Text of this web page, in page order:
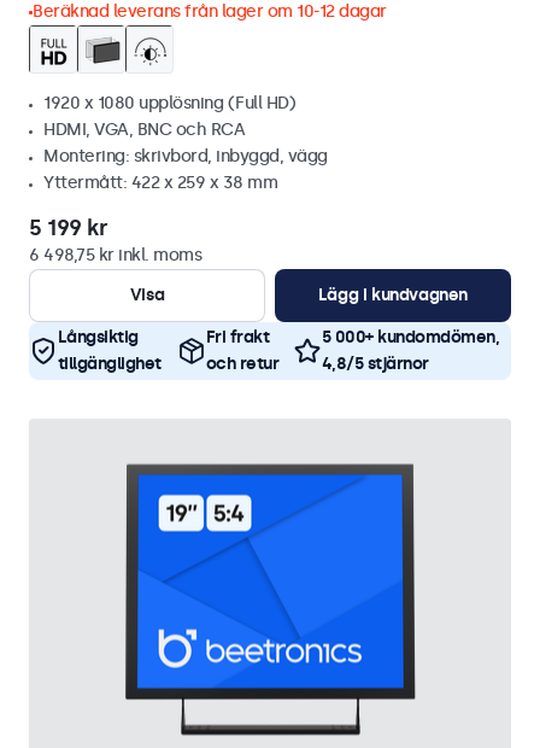
Beräknad leverans från lager om 10-12 dagar
1920 x 1080 upplösning (Full HD)
HDMI, VGA, BNC och RCA
Montering: skrivbord, inbyggd, vägg
Yttermått: 422 x 259 x 38 mm
5 199 kr
6 498,75 kr inkl. moms
Visa
Lägg i kundvagnen
Långsiktig
tillgänglighet
Fri frakt
och retur
5 000+ kundomdömen,
4,8/5 stjärnor